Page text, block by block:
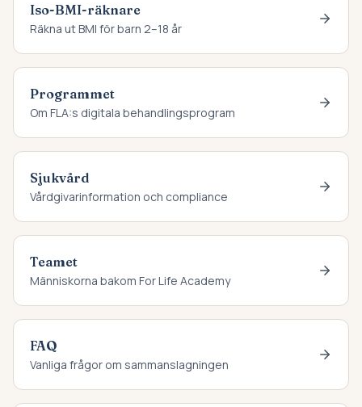
Iso-BMI-räknare
Räkna ut BMI för barn 2–18 år
Programmet
Om FLA:s digitala behandlingsprogram
Sjukvård
Vårdgivarinformation och compliance
Teamet
Människorna bakom For Life Academy
FAQ
Vanliga frågor om sammanslagningen